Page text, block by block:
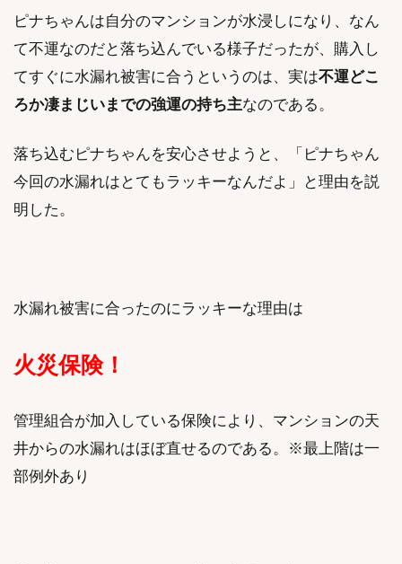
ピナちゃんは自分のマンションが水浸しになり、なん
て不運なのだと落ち込んでいる様子だったが、購入し
てすぐに水漏れ被害に合うというのは、実は不運どこ
ろか凄まじいまでの強運の持ち主なのである。
落ち込むピナちゃんを安心させようと、「ピナちゃん
今回の水漏れはとてもラッキーなんだよ」と理由を説
明した。
水漏れ被害に合ったのにラッキーな理由は
火災保険！
管理組合が加入している保険により、マンションの天
井からの水漏れはほぼ直せるのである。※最上階は一
部例外あり